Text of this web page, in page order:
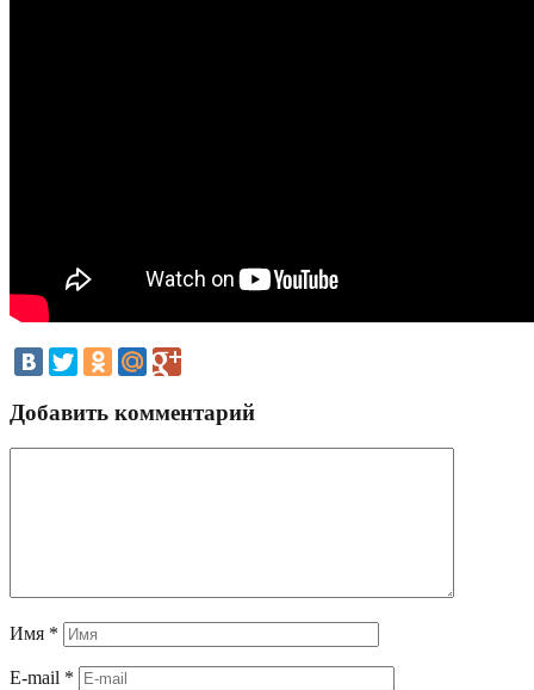
Добавить комментарий
Имя *
E-mail *